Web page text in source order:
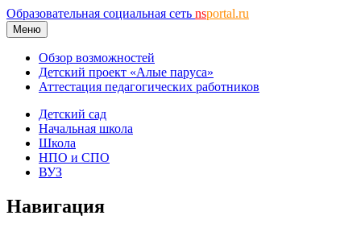
Образовательная социальная сеть nsportal.ru
Меню
Обзор возможностей
Детский проект «Алые паруса»
Аттестация педагогических работников
Детский сад
Начальная школа
Школа
НПО и СПО
ВУЗ
Навигация